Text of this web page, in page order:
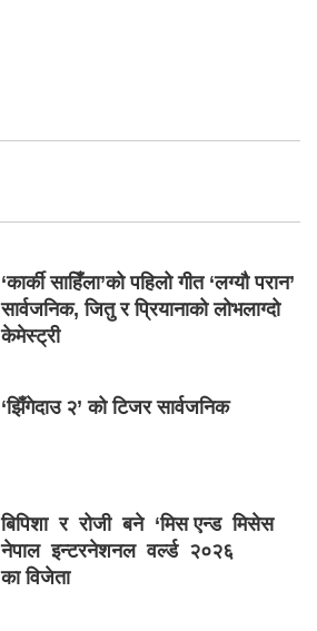
‘कार्की साहिँला’को पहिलो गीत ‘लग्यौ परान’
सार्वजनिक, जितु र प्रियानाको लोभलाग्दो
केमेस्ट्री
‘झिँगेदाउ २’ को टिजर सार्वजनिक
बिपिशा र रोजी बने ‘मिस एन्ड मिसेस
नेपाल इन्टरनेशनल वर्ल्ड २०२६
का विजेता